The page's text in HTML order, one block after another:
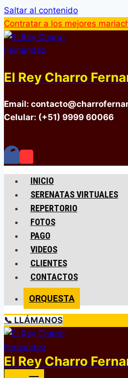
Saltar al contenido
Contratar a los mejores
El Rey Charro
Email:
Celular: (+51) 9999 60066
INICIO
SERENATAS VIRTUALES
REPERTORIO
FOTOS
PAGO
VIDEOS
CLIENTES
CONTACTOS
ORQUESTA
📞 LLÁMANOS
El Rey Charro